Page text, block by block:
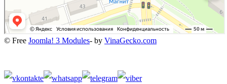
© Free Joomla! 3 Modules- by VinaGecko.com